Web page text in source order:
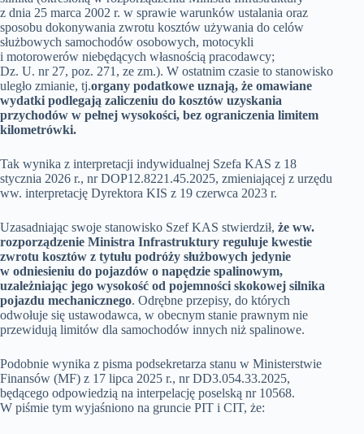
z dnia 25 marca 2002 r. w sprawie warunków ustalania oraz
sposobu dokonywania zwrotu kosztów używania do celów
służbowych samochodów osobowych, motocykli
i motorowerów niebędących własnością pracodawcy;
Dz. U. nr 27, poz. 271, ze zm.). W ostatnim czasie to stanowisko
uległo zmianie, tj.organy podatkowe uznają, że omawiane
wydatki podlegają zaliczeniu do kosztów uzyskania
przychodów w pełnej wysokości, bez ograniczenia limitem
kilometrówki.
Tak wynika z interpretacji indywidualnej Szefa KAS z 18
stycznia 2026 r., nr DOP12.8221.45.2025, zmieniającej z urzędu
ww. interpretację Dyrektora KIS z 19 czerwca 2023 r.
Uzasadniając swoje stanowisko Szef KAS stwierdził, że ww.
rozporządzenie Ministra Infrastruktury reguluje kwestie
zwrotu kosztów z tytułu podróży służbowych jedynie
w odniesieniu do pojazdów o napędzie spalinowym,
uzależniając jego wysokość od pojemności skokowej silnika
pojazdu mechanicznego. Odrębne przepisy, do których
odwołuje się ustawodawca, w obecnym stanie prawnym nie
przewidują limitów dla samochodów innych niż spalinowe.
Podobnie wynika z pisma podsekretarza stanu w Ministerstwie
Finansów (MF) z 17 lipca 2025 r., nr DD3.054.33.2025,
będącego odpowiedzią na interpelację poselską nr 10568.
W piśmie tym wyjaśniono na gruncie PIT i CIT, że: